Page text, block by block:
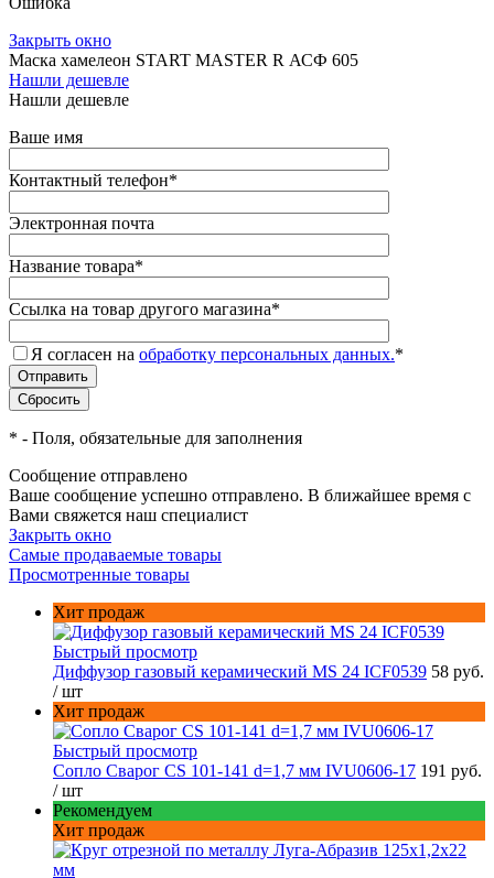
Закрыть окно
Маска хамелеон START MASTER R АСФ 605
Нашли дешевле
Нашли дешевле
Ваше имя
Контактный телефон*
Электронная почта
Название товара*
Ссылка на товар другого магазина*
Я согласен на обработку персональных данных.*
* - Поля, обязательные для заполнения
Сообщение отправлено
Ваше сообщение успешно отправлено. В ближайшее время с
Вами свяжется наш специалист
Закрыть окно
Самые продаваемые товары
Просмотренные товары
Хит продаж
Быстрый просмотр
Диффузор газовый керамический MS 24 ICF0539 58 руб.
/ шт
Хит продаж
Быстрый просмотр
Сопло Сварог CS 101-141 d=1,7 мм IVU0606-17 191 руб.
/ шт
Рекомендуем
Хит продаж